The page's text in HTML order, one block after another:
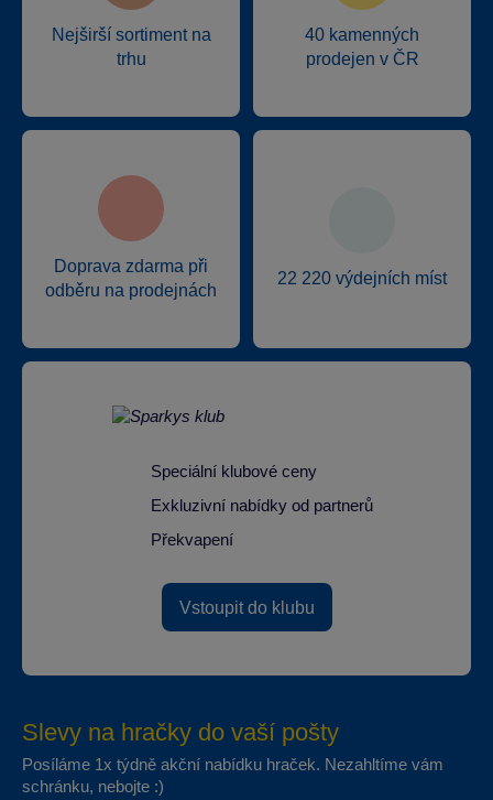
Nejširší sortiment na
trhu
40 kamenných
prodejen v ČR
Doprava zdarma při
odběru na prodejnách
22 220 výdejních míst
Speciální klubové ceny
Exkluzivní nabídky od partnerů
Překvapení
Vstoupit do klubu
Slevy na hračky do vaší pošty
Posíláme 1x týdně akční nabídku hraček. Nezahltíme vám
schránku, nebojte :)